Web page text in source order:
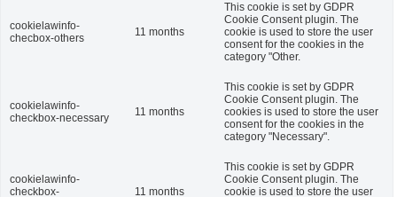
cookielawinfo-
checbox-others
11 months
This cookie is set by GDPR
Cookie Consent plugin. The
cookie is used to store the user
consent for the cookies in the
category "Other.
cookielawinfo-
checkbox-necessary
11 months
This cookie is set by GDPR
Cookie Consent plugin. The
cookies is used to store the user
consent for the cookies in the
category "Necessary".
cookielawinfo-
checkbox-
11 months
This cookie is set by GDPR
Cookie Consent plugin. The
cookie is used to store the user